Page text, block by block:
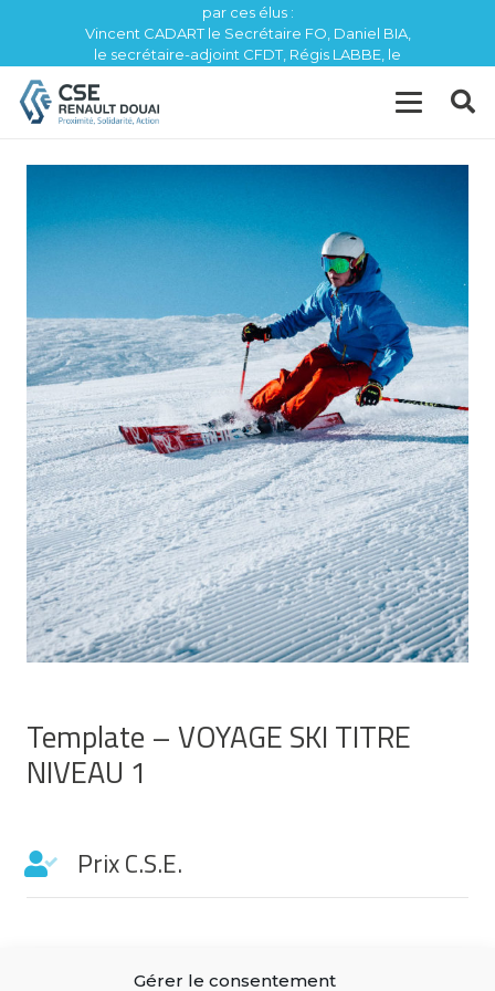
Gérer le consentement
par ces élus :
Vincent CADART le Secrétaire FO, Daniel BIA,
le secrétaire-adjoint CFDT, Régis LABBE, le
Template – VOYAGE SKI TITRE
NIVEAU 1
Prix C.S.E.
Prix Public